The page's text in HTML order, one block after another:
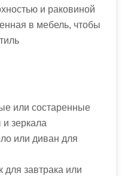
и раковиной
в мебель, чтобы
или состаренные
и зеркала
или диван для
для завтрака или